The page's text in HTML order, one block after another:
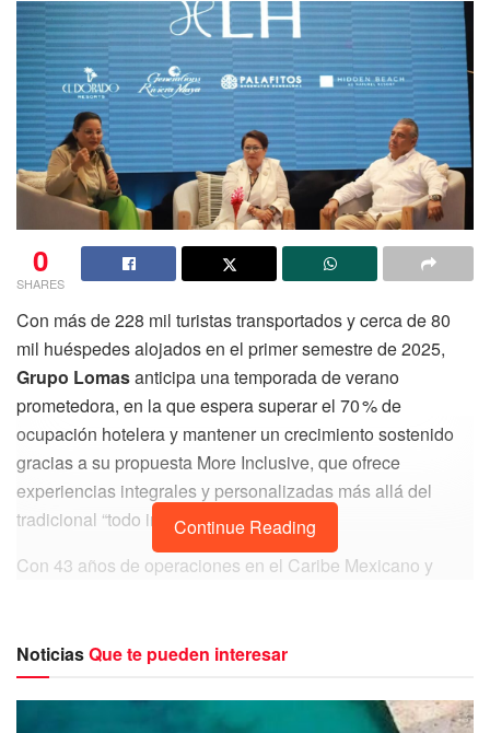
0
SHARES
Con más de 228 mil turistas transportados y cerca de 80
mil huéspedes alojados en el primer semestre de 2025,
Grupo Lomasanticipa una temporada de verano
prometedora, en la que espera superar el 70 % de
ocupación hotelera y mantener un crecimiento sostenido
gracias a su propuesta More Inclusive, que ofrece
experiencias integrales y personalizadas más allá del
tradicional “todo incluido”.
Con 43 años de operaciones en el Caribe Mexicano y
su ocupación hotelera en comparación con el mismo
periodo del año pasado, pese a un entorno altamente
competitivo, una mayor oferta de hospedaje y ajustes en la
Continue Reading
NoticiasQue te pueden interesar